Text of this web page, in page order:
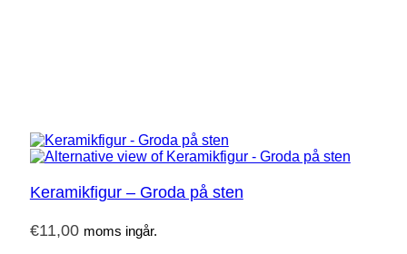
Keramikfigur – Groda på sten
€11,00 moms ingår.